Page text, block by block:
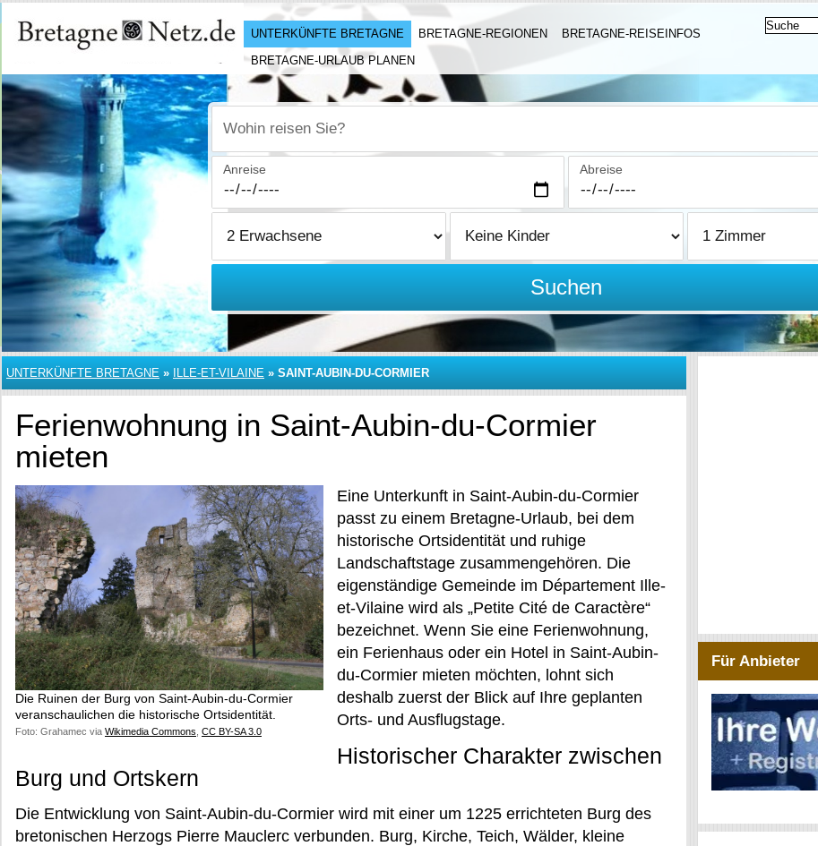
UNTERKÜNFTE BRETAGNE BRETAGNE-REGIONEN
BRETAGNE-REISEINFOS
BRETAGNE-URLAUB PLANEN
Wohin reisen Sie?
Anreise Abreise
Suchen
UNTERKÜNFTE BRETAGNE » ILLE-ET-VILAINE » SAINT-AUBIN-DU-CORMIER
Ferienwohnung in Saint-Aubin-du-Cormier
mieten
Die Ruinen der Burg von Saint-Aubin-du-Cormier
veranschaulichen die historische Ortsidentität.
Foto: Grahamec via Wikimedia Commons CC BY-SA 3.0
Eine Unterkunft in Saint-Aubin-du-Cormier
passt zu einem Bretagne-Urlaub, bei dem
historische Ortsidentität und ruhige
Landschaftstage zusammengehören. Die
eigenständige Gemeinde im Département Ille-
et-Vilaine wird als „Petite Cité de Caractère“
bezeichnet. Wenn Sie eine Ferienwohnung,
ein Ferienhaus oder ein Hotel in Saint-Aubin-
du-Cormier mieten möchten, lohnt sich
deshalb zuerst der Blick auf Ihre geplanten
Orts- und Ausflugstage.
Historischer Charakter zwischen
Burg und Ortskern
Die Entwicklung von Saint-Aubin-du-Cormier wird mit einer um 1225 errichteten Burg des
bretonischen Herzogs Pierre Mauclerc verbunden. Burg, Kirche, Teich, Wälder, kleine
Für Anbieter